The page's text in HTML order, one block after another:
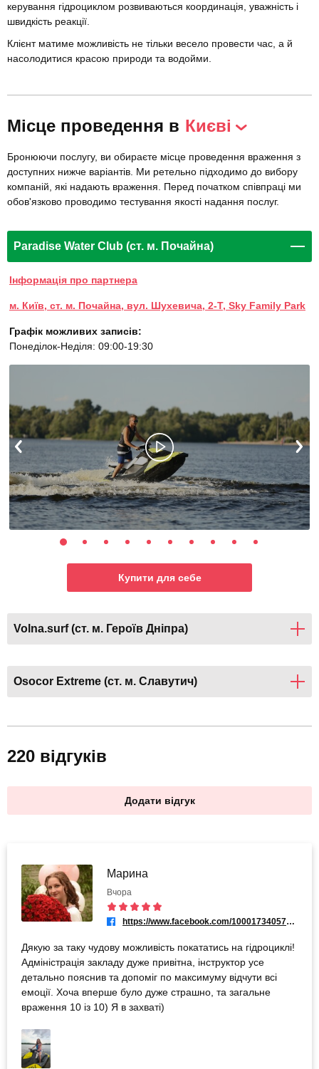
керування гідроциклом розвиваються координація, уважність і
швидкість реакції.
Клієнт матиме можливість не тільки весело провести час, а й
насолодитися красою природи та водойми.
Місце проведення в Києві
Бронюючи послугу, ви обираєте місце проведення враження з
доступних нижче варіантів. Ми ретельно підходимо до вибору
компаній, які надають враження. Перед початком співпраці ми
обов'язково проводимо тестування якості надання послуг.
Paradise Water Club (ст. м. Почайна)
Інформація про партнера
м. Київ, ст. м. Почайна, вул. Шухевича, 2-Т, Sky Family Park
Графік можливих записів:
Понеділок-Неділя: 09:00-19:30
Купити для себе
Volna.surf (ст. м. Героїв Дніпра)
Osocor Extreme (ст. м. Славутич)
220 відгуків
Додати відгук
Марина
Вчора
https://www.facebook.com/100017340575455
Дякую за таку чудову можливість покататись на гідроциклі!
Адміністрація закладу дуже привітна, інструктор усе
детально пояснив та допоміг по максимуму відчути всі
емоції. Хоча вперше було дуже страшно, та загальне
враження 10 із 10) Я в захваті)